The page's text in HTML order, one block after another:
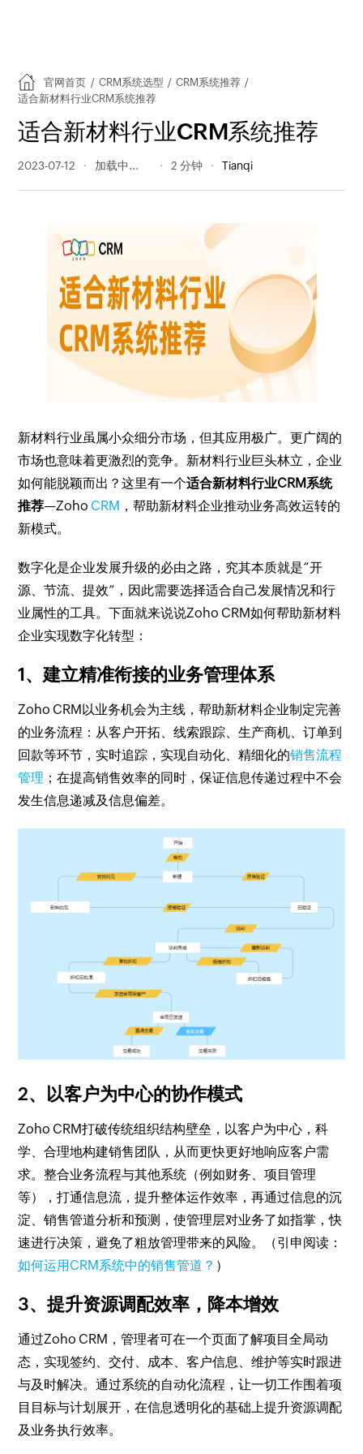
官网首页 / CRM系统选型 / CRM系统推荐 /
适合新材料行业CRM系统推荐
适合新材料行业CRM系统推荐
2023-07-12 203 阅读量 2 分钟 Tianqi
新材料行业虽属小众细分市场，但其应用极广。更广阔的
市场也意味着更激烈的竞争。新材料行业巨头林立，企业
如何能脱颖而出？这里有一个适合新材料行业CRM系统
推荐—Zoho CRM ，帮助新材料企业推动业务高效运转的
新模式。
数字化是企业发展升级的必由之路，究其本质就是“开
源、节流、提效”，因此需要选择适合自己发展情况和行
业属性的工具。下面就来说说Zoho CRM如何帮助新材料
企业实现数字化转型：
1、建立精准衔接的业务管理体系
Zoho CRM以业务机会为主线，帮助新材料企业制定完善
的业务流程：从客户开拓、线索跟踪、生产商机、订单到
回款等环节，实时追踪，实现自动化、精细化的销售流程
管理 ；在提高销售效率的同时，保证信息传递过程中不会
发生信息递减及信息偏差。
2、以客户为中心的协作模式
Zoho CRM打破传统组织结构壁垒，以客户为中心，科
学、合理地构建销售团队，从而更快更好地响应客户需
求。整合业务流程与其他系统（例如财务、项目管理
等），打通信息流，提升整体运作效率，再通过信息的沉
淀、销售管道分析和预测，使管理层对业务了如指掌，快
速进行决策，避免了粗放管理带来的风险。（引申阅读：
如何运用CRM系统中的销售管道？ ）
3、提升资源调配效率，降本增效
通过Zoho CRM，管理者可在一个页面了解项目全局动
态，实现签约、交付、成本、客户信息、维护等实时跟进
与及时解决。通过系统的自动化流程，让一切工作围着项
目目标与计划展开，在信息透明化的基础上提升资源调配
及业务执行效率。